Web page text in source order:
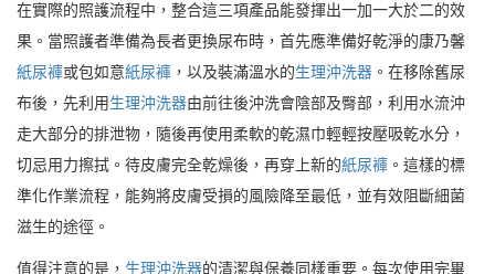
在實際的照護流程中，整合這三項產品能發揮出一加一大於二的效
果。當照護者準備為長者更換尿布時，首先應準備好乾淨的康乃馨
紙尿褲或包如意紙尿褲 ，以及裝滿溫水的生理沖洗器 。在移除舊尿
布後，先利用生理沖洗器由前往後沖洗會陰部及臀部，利用水流沖
走大部分的排泄物，隨後再使用柔軟的乾濕巾輕輕按壓吸乾水分，
切忌用力擦拭。待皮膚完全乾燥後，再穿上新的紙尿褲 。這樣的標
準化作業流程，能夠將皮膚受損的風險降至最低，並有效阻斷細菌
滋生的途徑。
值得注意的是， 生理沖洗器的清潔與保養同樣重要。每次使用完畢